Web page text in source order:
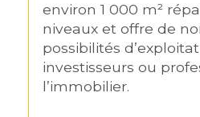
environ 1 000 m²
niveaux et offre de
possibilités
investisseurs ou
l’immobilier.